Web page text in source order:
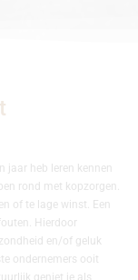
jaar heb leren kennen
rond met kopzorgen.
of te lage winst. Een
Hierdoor
en/of geluk
ondernemers ooit